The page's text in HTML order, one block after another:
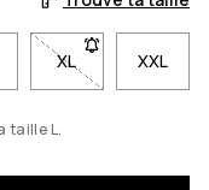
XL- Taille XL non
XXL
taille L.